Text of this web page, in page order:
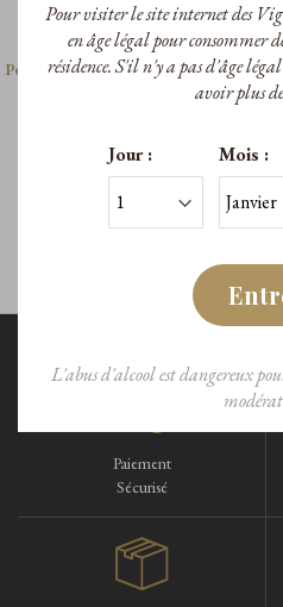
Pour visiter le site internet des
en âge légal pour consommer
résidence. S'il n'y a pas d'âge
avoir plus
Jour : Mois :
L'abus d'alcool est dangereux
Les Commandeurs
Peyrassol Les Commandeurs Rosé
14,80 €/Bouteille
Paiement
Sécurisé